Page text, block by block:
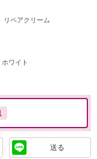
リペアクリーム
ワイト
送る